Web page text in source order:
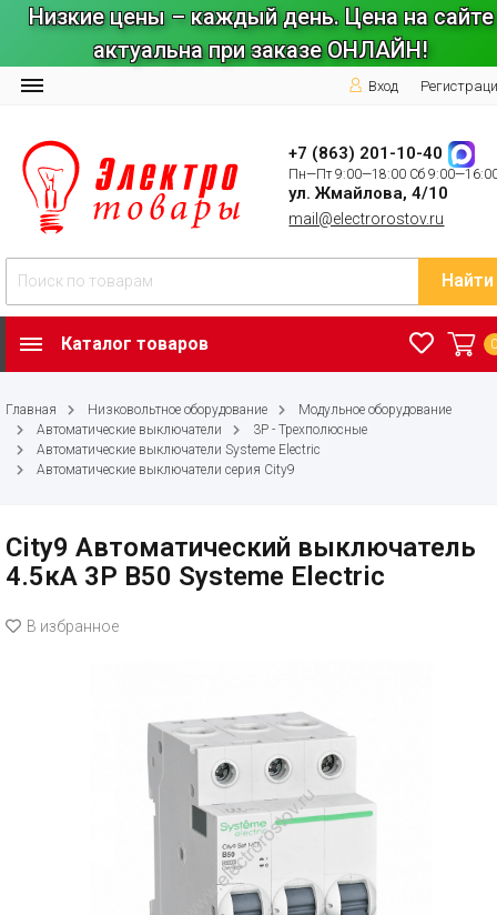
Низкие цены – каждый день. Цена на сайте
актуальна при заказе ОНЛАЙН!
Вход
+7 (863) 201-10-40
Пн—Пт 9:00—18:00 Сб
ул. Жмайлова, 4/10
mail@electrorostov.ru
Найти
Каталог товаров
Главная Низковольтное оборудование
Модульное оборудование
Автоматические выключатели
3P - Трехполюсные
Автоматические выключатели Systeme Electric
Автоматические выключатели серия City9
City9 Автоматический выключатель
4.5кА 3P B50 Systeme Electric
В избранное